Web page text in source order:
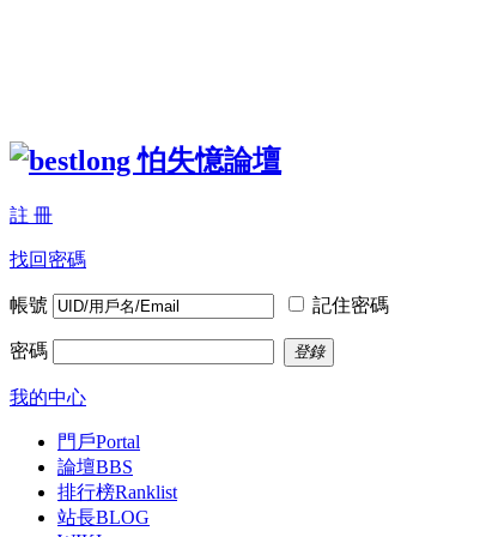
註 冊
找回密碼
帳號 記住密碼
密碼 登錄
我的中心
門戶Portal
論壇BBS
排行榜Ranklist
站長BLOG